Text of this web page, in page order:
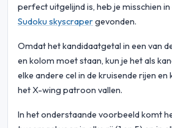
perfect uitgelijnd is, heb je misschien
Sudoku skyscrapergevonden.
Omdat het kandidaatgetal in een van
en kolom moet staan, kun je het als
elke andere cel in de kruisende rijen
het X-wing patroon vallen.
In het onderstaande voorbeeld komt